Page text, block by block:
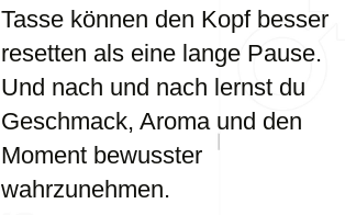
Tasse können den Kopf besser
resetten als eine lange Pause.
Und nach und nach lernst du
Geschmack, Aroma und den
Moment bewusster
wahrzunehmen.